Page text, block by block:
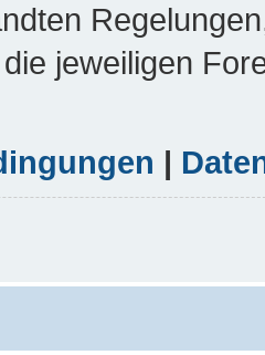
jeweiligen
|